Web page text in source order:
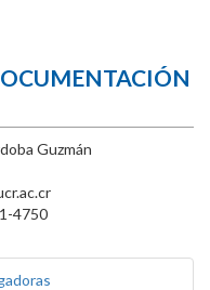
Guzmán
4750